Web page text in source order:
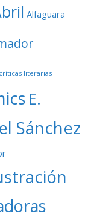
Alfaguara
críticas literarias
E.
Sánchez